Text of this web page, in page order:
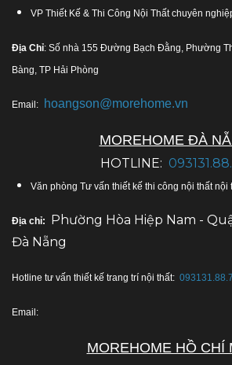
VP Thiết Kế & Thi Công Nội Thất chuyên
Địa Chỉ: Số nhà 155 Đường Bạch Đằng, Phường
Bàng, TP Hải Phòng
Email: hoangson@morehome.vn
MOREHOME ĐÀ
HOTLINE:
Văn phòng Tư vấn thiết kế thi công nội thất nội
Địa chỉ:
Phường Hòa Hiệp Nam -
Đà Nẵng
Hotline tư vấn thiết kế trang trí nội thất:
Email:
MOREHOME HỒ CHÍ